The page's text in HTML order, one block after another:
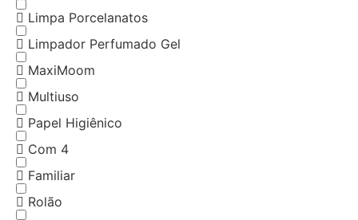
Limpa Porcelanatos
Limpador Perfumado Gel
MaxiMoom
Multiuso
Papel Higiênico
Com 4
Familiar
Rolão